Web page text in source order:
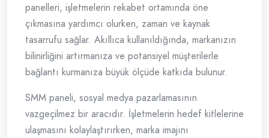
panelleri, işletmelerin rekabet ortamında öne
çıkmasına yardımcı olurken, zaman ve kaynak
tasarrufu sağlar. Akıllıca kullanıldığında, markanızın
bilinirliğini artırmanıza ve potansiyel müşterilerle
bağlantı kurmanıza büyük ölçüde katkıda bulunur.
SMM paneli, sosyal medya pazarlamasının
vazgeçilmez bir aracıdır. İşletmelerin hedef kitlelerine
ulaşmasını kolaylaştırırken, marka imajını